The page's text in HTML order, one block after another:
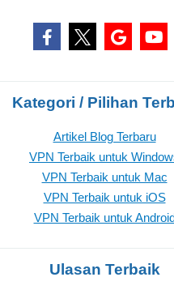
Kategori / Pilihan
Artikel Blog Terbaru
VPN Terbaik untuk
VPN Terbaik untuk Mac
VPN Terbaik untuk iOS
VPN Terbaik untuk
Ulasan Terbaik